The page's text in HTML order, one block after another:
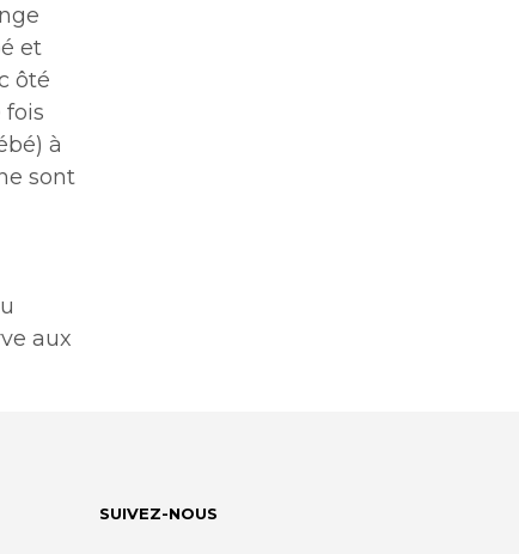
et
ôté
fois
à
sont
aux
SUIVEZ-NOUS